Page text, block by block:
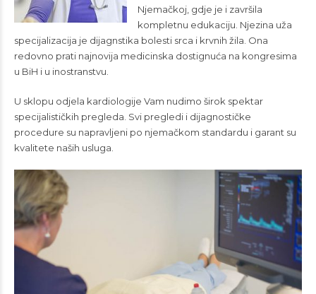
Njemačkoj, gdje je i završila
kompletnu edukaciju. Njezina uža
specijalizacija je dijagnstika bolesti srca i krvnih žila. Ona
redovno prati najnovija medicinska dostignuća na kongresima
u BiH i u inostranstvu.
U sklopu odjela kardiologije Vam nudimo širok spektar
specijalističkih pregleda. Svi pregledi i dijagnostičke
procedure su napravljeni po njemačkom standardu i garant su
kvalitete naših usluga.